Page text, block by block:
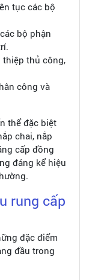
tục các bộ
bộ phận
thiệp thủ công,
công và
thể đặc biệt
chai, nắp
cấp đồng
đáng kể hiệu
rung cấp
đặc điểm
đầu trong